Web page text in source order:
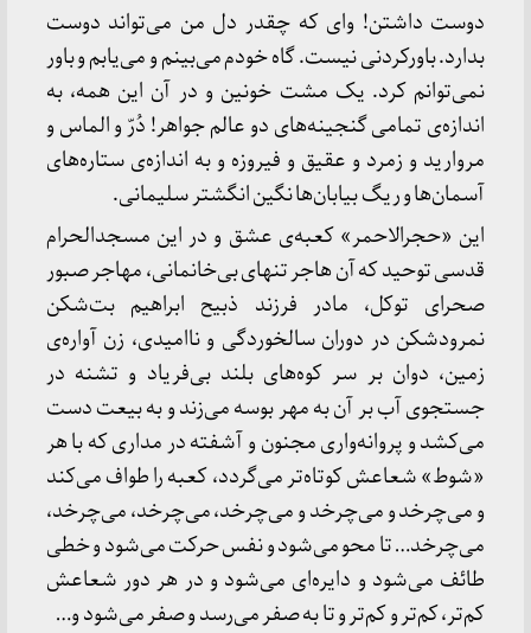
دوست داشتن! وای که چقدر دل من می‌تواند دوست
بدارد. باورکردنی نیست. گاه خودم می‌بینم و می‌یابم و باور
نمی‌توانم کرد. یک مشت خونین و در آن این همه، به
اندازه‌ی تمامی گنجینه‌های دو عالم جواهر! دُرّ و الماس و
مروارید و زمرد و عقیق و فیروزه و به اندازه‌ی ستاره‌های
آسمان‌ها و ریگ بیابان‌ها نگین انگشتر سلیمانی.
این «حجرالاحمر» کعبه‌ی عشق و در این مسجدالحرام
قدسی توحید که آن هاجر تنهای بی‌خانمانی، مهاجر صبور
صحرای توکل، مادر فرزند ذبیح ابراهیم بت‌شکن
نمرودشکن در دوران سالخوردگی و ناامیدی، زن آواره‌ی
زمین، دوان بر سر کوه‌های بلند بی‌فریاد و تشنه در
جستجوی آب بر آن به مهر بوسه می‌زند و به بیعت دست
می‌کشد و پروانه‌واری مجنون و آشفته در مداری که با هر
«شوط» شعاعش کوتاه‌تر می‌گردد، کعبه را طواف می‌کند
و می‌چرخد و می‌چرخد و می‌چرخد، می‌چرخد، می‌چرخد،
می‌چرخد… تا محو می‌شود و نفس حرکت می‌شود و خطی
طائف می‌شود و دایره‌ای می‌شود و در هر دور شعاعش
کم‌تر، کم‌تر و کم‌تر و تا به صفر می‌رسد و صفر می‌شود و…